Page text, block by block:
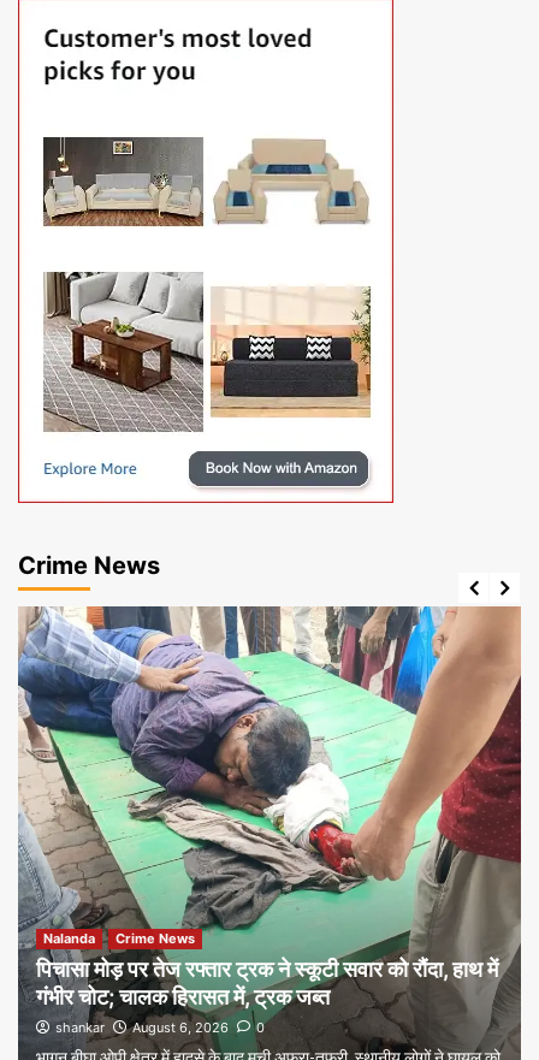
Crime News
Nalanda Crime News
पिचासा मोड़ पर तेज रफ्तार ट्रक ने स्कूटी सवार को रौंदा, हाथ में
गंभीर चोट; चालक हिरासत में, ट्रक जब्त
shankar August 6, 2026 0